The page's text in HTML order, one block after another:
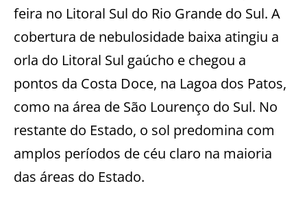
feira no Litoral Sul do Rio Grande do Sul. A
cobertura de nebulosidade baixa atingiu a
orla do Litoral Sul gaúcho e chegou a
pontos da Costa Doce, na Lagoa dos Patos,
como na área de São Lourenço do Sul. No
restante do Estado, o sol predomina com
amplos períodos de céu claro na maioria
das áreas do Estado.